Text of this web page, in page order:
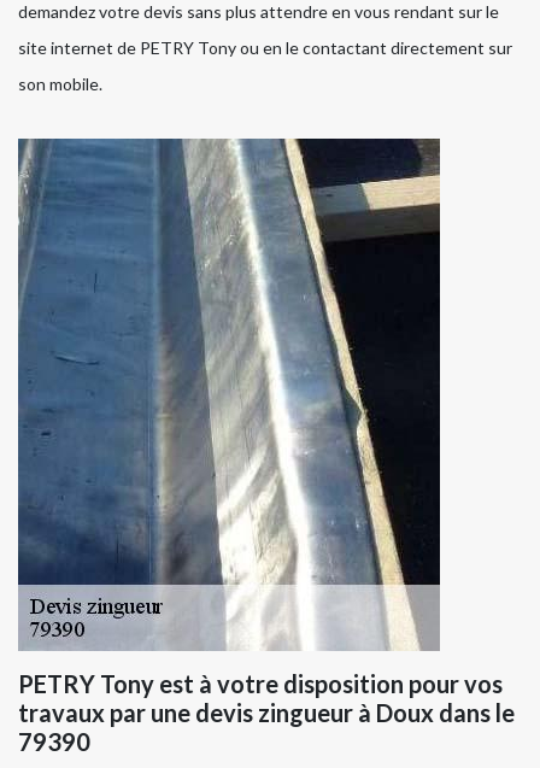
demandez votre devis sans plus attendre en vous rendant sur le
site internet de PETRY Tony ou en le contactant directement sur
son mobile.
PETRY Tony est à votre disposition pour vos
travaux par une devis zingueur à Doux dans le
79390